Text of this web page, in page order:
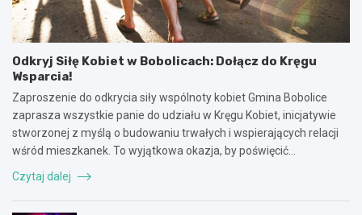
Odkryj Siłę Kobiet w Bobolicach: Dołącz do Kręgu
Wsparcia!
Zaproszenie do odkrycia siły wspólnoty kobiet Gmina Bobolice
zaprasza wszystkie panie do udziału w Kręgu Kobiet, inicjatywie
stworzonej z myślą o budowaniu trwałych i wspierających relacji
wśród mieszkanek. To wyjątkowa okazja, by poświęcić…
Czytaj dalej